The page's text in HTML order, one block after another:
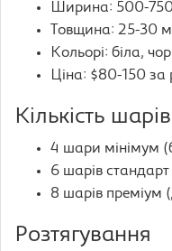
Ширина: 500-
Товщина: 25-30
Кольорі: біла,
Ціна: $80-150 за
Кількість шарів
4 шари мінімум
6 шарів
8 шарів преміум
Розтягування